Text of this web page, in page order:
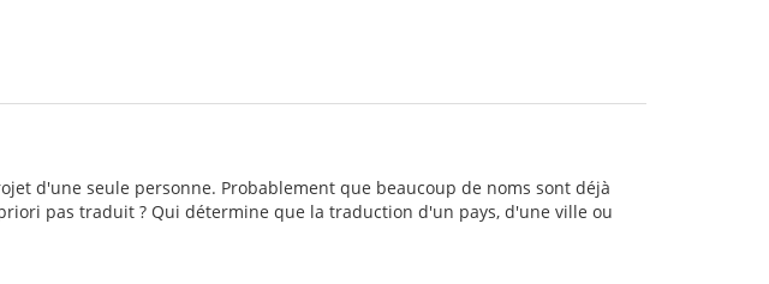
d'une seule personne. Probablement que beaucoup de noms sont déjà
pas traduit ? Qui détermine que la traduction d'un pays, d'une ville ou